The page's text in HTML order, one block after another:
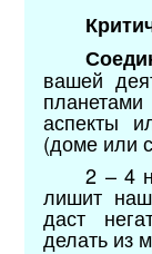
вашей
аспекты
(доме или
2 – 4
лишит
даст
делать из